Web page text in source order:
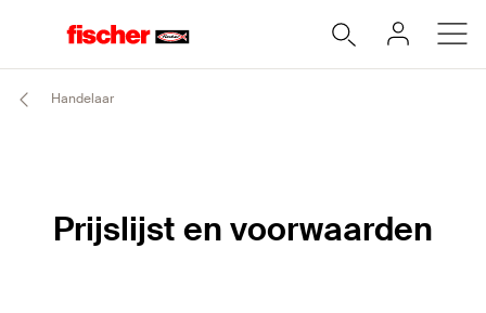
Handelaar
Prijslijst en voorwaarden